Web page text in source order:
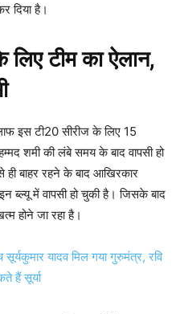
दिया है।
टीम का ऐलान,
इस टी20 सीरीज के लिए 15
शमी की लंबे समय के बाद वापसी हो
बाहर रहने के बाद आखिरकार
ब्ल्यू में वापसी हो चुकी है। जिसके बाद
होने जा रहा है।
यादव मिल गया गुरुमंत्र, रवि
हैं सूर्या